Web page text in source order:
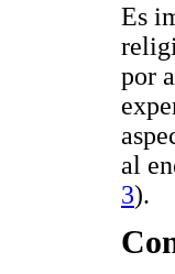
Es
por
al
3).